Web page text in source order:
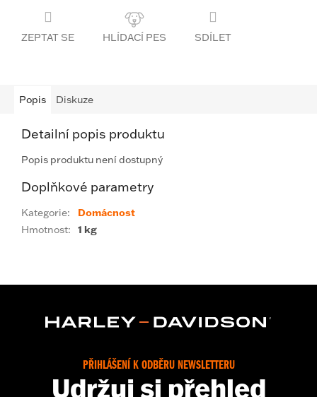
ZEPTAT SE SDÍLET
Popis Diskuze
Detailní popis produktu
Popis produktu není dostupný
Doplňkové parametry
Kategorie:
Domácnost
Hmotnost: 1 kg
PŘIHLÁŠENÍ K ODBĚRU NEWSLETTERU
Udržuj si přehled